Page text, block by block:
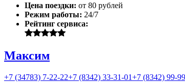
Цена поездки: от 80 рублей
Режим работы: 24/7
Рейтинг сервиса:
Максим
+7 (34783) 7-22-22+7 (8342) 33-31-01+7 (8342) 99-